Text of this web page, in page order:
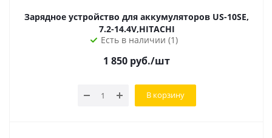
Зарядное устройство для аккумуляторов US-10SE,
7.2-14.4V,HITACHI
Есть в наличии (1)
1 850 руб./шт
В корзину